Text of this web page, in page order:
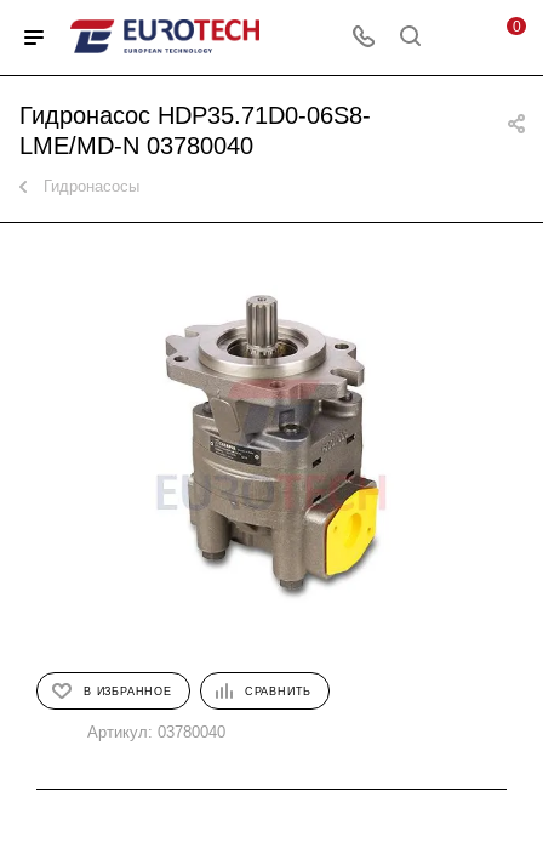
0
Гидронасос HDP35.71D0-06S8-
LME/MD-N 03780040
Гидронасосы
В ИЗБРАННОЕ СРАВНИТЬ
Артикул: 03780040